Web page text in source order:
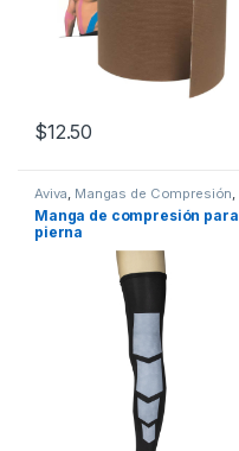
$12.50
Este producto tiene
Aviva, Mangas de Compresión,
Salud Deportiva
Manga de compresión para
pierna